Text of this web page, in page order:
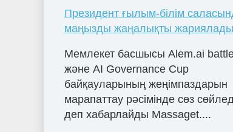
Президент ғылым-білім
маңызды жаңалықты жариялады
Мемлекет басшысы Alem.ai
және AI Governance Cup
байқауларының жеңімпаздарын
марапаттау рәсімінде сөз
деп хабарлайды Massaget....